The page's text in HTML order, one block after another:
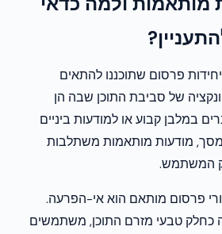
פרסום שתוכננו להתאים
של סביבת התוכן שבה הן
במלבן קבוע או למודעות ביניים
מודעות מותאמות משתלבות
המשתמש.
פרסום מותאם הוא אי-הפרעה.
כחלק טבעי מזרם התוכן, משתמשים